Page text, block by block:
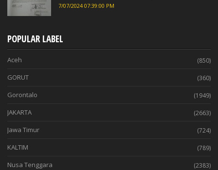
7/07/2024 07:39:00 PM
POPULAR LABEL
Aceh (850)
GORUT (360)
Gorontalo (1949)
JAKARTA (2663)
Jawa Timur (724)
KALTIM (789)
Nusa Tenggara (2383)